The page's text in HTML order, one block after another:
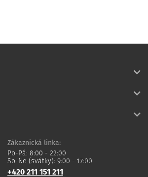
Zákaznická linka:
Po-Pá: 8:00 - 22:00
So-Ne (svátky): 9:00 - 17:00
+420 211 151 211